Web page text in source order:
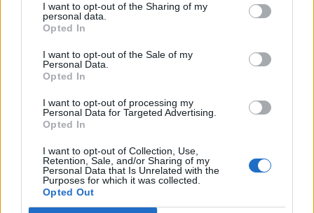
I want to opt-out of the Sharing of my
personal data.
Opted In
I want to opt-out of the Sale of my
Personal Data.
Opted In
I want to opt-out of processing my
Personal Data for Targeted Advertising.
Opted In
I want to opt-out of Collection, Use,
Retention, Sale, and/or Sharing of my
Personal Data that Is Unrelated with the
Purposes for which it was collected.
Opted Out
Η Κέιλα ΜακΜπράιντ έσπασε το ρεκόρ τριπόντων σε ένα παιχνίδι
του WNBA (vids)